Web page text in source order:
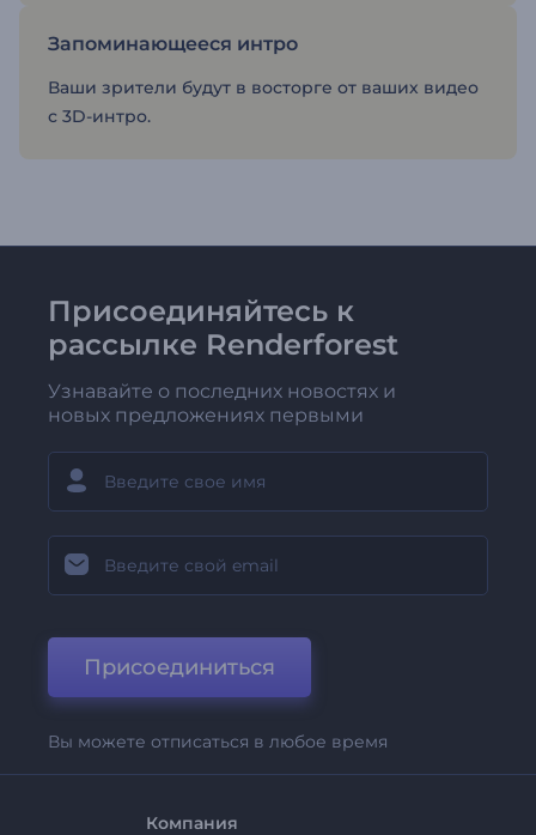
Запоминающееся интро
Ваши зрители будут в восторге от ваших видео
с 3D-интро.
Присоединяйтесь к
рассылке Renderforest
Узнавайте о последних новостях и
новых предложениях первыми
Присоединиться
Вы можете отписаться в любое время
Компания